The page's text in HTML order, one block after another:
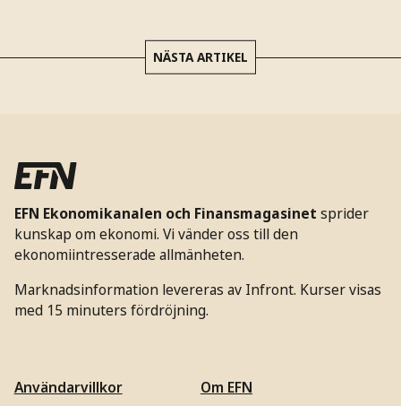
NÄSTA ARTIKEL
EFN Ekonomikanalen och Finansmagasinet sprider
kunskap om ekonomi. Vi vänder oss till den
ekonomiintresserade allmänheten.
Marknadsinformation levereras av Infront. Kurser visas
med 15 minuters fördröjning.
Användarvillkor
Om EFN